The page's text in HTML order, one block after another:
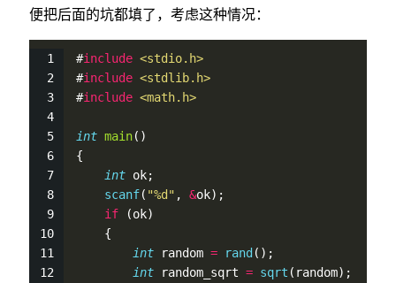
便把后面的坑都填了，考虑这种情况：
#include <stdio.h>
#include <stdlib.h>
#include <math.h>
int main()
{
int ok;
scanf( "%d" , &ok);
if (ok)
    {
int random = rand ();
int random_sqrt = sqrt (random);